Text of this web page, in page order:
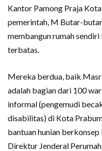
Kantor Pamong Praja
pemerintah, M Butar-
membangun rumah
terbatas.
Mereka berdua, baik
adalah bagian dari 100
informal (pengemudi
disabilitas) di Kota
bantuan hunian
Direktur Jenderal